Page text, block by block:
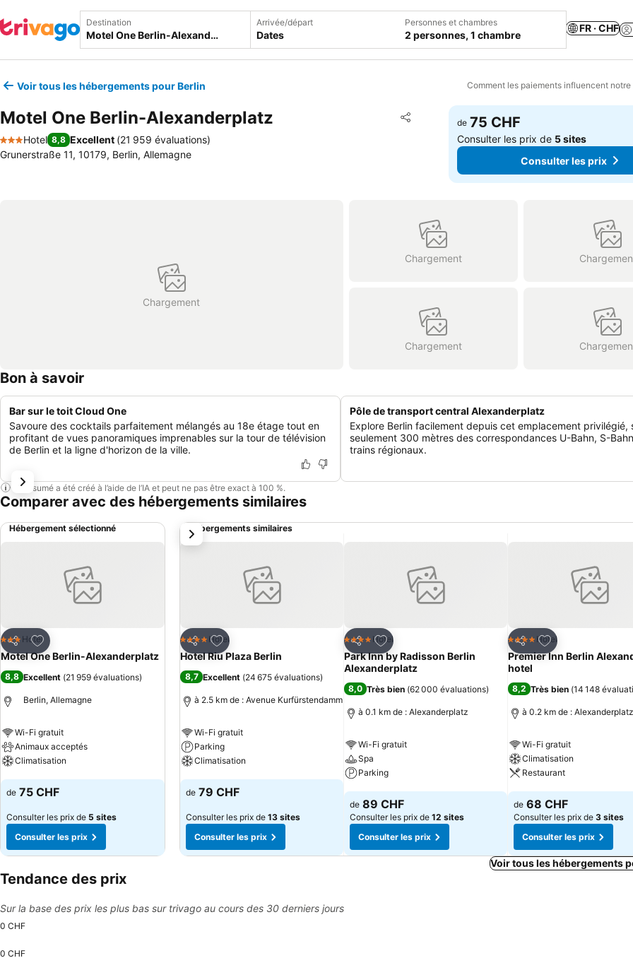
Destination Arrivée/départ
Dates
Personnes et chambres
2 personnes, 1 chambre
FR · CHF
Voir tous les hébergements pour Berlin Comment les paiements influencent
Motel One Berlin-Alexanderplatz Partager
Ajouter à mes favoris
3 Étoiles
Hotel 8,8 Excellent (21 959 évaluations)
Grunerstraße 11, 10179, Berlin, Allemagne
de 75 CHF
Consulter les prix de 5 sites
Consulter les prix
Chargement
Chargement
Chargement
Bon à savoir
Bar sur le toit Cloud One
Savoure des cocktails parfaitement mélangés au 18e étage tout en
profitant de vues panoramiques imprenables sur la tour de télévision
de Berlin et la ligne d'horizon de la ville.
Pôle de transport central Alexanderplatz
Explore Berlin facilement depuis cet emplacement privilégié,
seulement 300 mètres des correspondances U-Bahn, S-
trains régionaux.
Ce résumé a été créé à l’aide de l’IA et peut ne pas être exact à 100 %.
Comparer avec des hébergements similaires
Hébergement sélectionné
Partager
Ajouter à mes favoris
3 ÉtoilesHotel
Motel One Berlin-Alexanderplatz
8,8 Excellent (21 959 évaluations)
Berlin, Allemagne
Wi-Fi gratuit
Animaux acceptés
Climatisation
Consulter les prix
de 75 CHF
Consulter les prix de 5 sites
Consulter les prix
Hébergements similaires
Partager
Ajouter à mes favoris
4 ÉtoilesHotel
Hotel Riu Plaza Berlin
8,7 Excellent (24 675 évaluations)
à 2.5 km de : Avenue Kurfürstendamm
Wi-Fi gratuit
Parking
Climatisation
Consulter les prix
de 79 CHF
Consulter les prix de 13 sites
Consulter les prix
Partager
Ajouter à mes favoris
4 ÉtoilesHotel
Park Inn by Radisson Berlin
Alexanderplatz
8,0 Très bien (62 000 évaluations)
à 0.1 km de : Alexanderplatz
Wi-Fi gratuit
Spa
Parking
Consulter les prix
de 89 CHF
Consulter les prix de 12 sites
Consulter les prix
Partager
Ajouter à mes
4 ÉtoilesHotel
Premier Inn Berlin
hotel
8,2 Très bien (14 148
à 0.2 km de : Alexanderplatz
Wi-Fi gratuit
Climatisation
Restaurant
Consulter les prix
de 68 CHF
Consulter les prix de 3 sites
Consulter les prix
suivant
Voir tous les hébergements
Tendance des prix
Sur la base des prix les plus bas sur trivago au cours des 30 derniers jours
0 CHF
0 CHF